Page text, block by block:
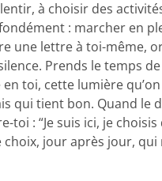
à choisir des
: marcher en
une lettre à toi-même,
Prends le temps
toi, cette lumière
qui tient bon. Quand le
toi : “Je suis ici, je choisis
choix, jour après jour,